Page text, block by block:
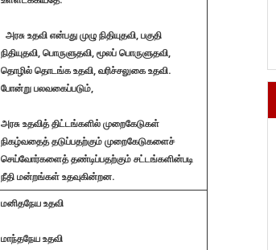
அரசு உதவி என்பது முழு நிதியுதவி, பகுதி
நிதியுதவி, பொருளுதவி, மூலப் பொருளுதவி,
தொழில் தொடங்க உதவி, வரிச்சலுகை உதவி.
போன்று பலவகைப்படும்,
அரசு உதவித் திட்டங்களில் முறைகேடுகள்
நிகழ்வதைத் தடுப்பதற்கும் முறைகேடுகளைச்
செய்வோர்களைத் தண்டிப்பதற்கும் சட்டங்களின்படி
நீதி மன்றங்கள் உதவுகின்றன.
மனிதநேய உதவி
மாந்தநேய உதவி